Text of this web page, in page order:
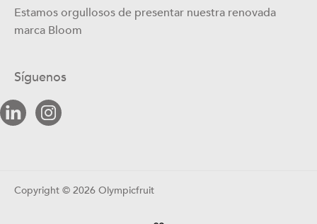
Estamos orgullosos de presentar nuestra renovada
marca Bloom
Síguenos
Copyright © 2026 Olympicfruit